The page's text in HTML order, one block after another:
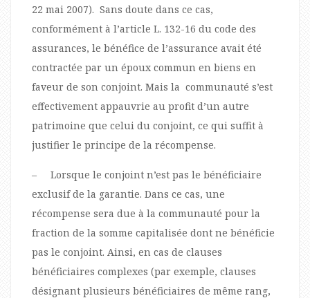
22 mai 2007). Sans doute dans ce cas,
conformément à l’article L. 132-16 du code des
assurances, le bénéfice de l’assurance avait été
contractée par un époux commun en biens en
faveur de son conjoint. Mais la communauté s’est
effectivement appauvrie au profit d’un autre
patrimoine que celui du conjoint, ce qui suffit à
justifier le principe de la récompense.
– Lorsque le conjoint n’est pas le bénéficiaire
exclusif de la garantie. Dans ce cas, une
récompense sera due à la communauté pour la
fraction de la somme capitalisée dont ne bénéficie
pas le conjoint. Ainsi, en cas de clauses
bénéficiaires complexes (par exemple, clauses
désignant plusieurs bénéficiaires de même rang,